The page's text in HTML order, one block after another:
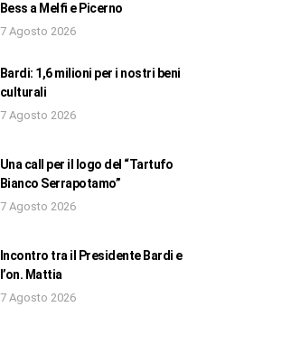
Bess a Melfi e Picerno
7 Agosto 2026
Bardi: 1,6 milioni per i nostri beni
culturali
7 Agosto 2026
Una call per il logo del “Tartufo
Bianco Serrapotamo”
7 Agosto 2026
Incontro tra il Presidente Bardi e
l’on. Mattia
7 Agosto 2026